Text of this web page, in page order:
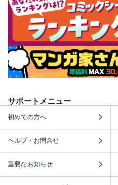
サポートメニュー
初めての方へ
ヘルプ・お問合せ
重要なお知らせ